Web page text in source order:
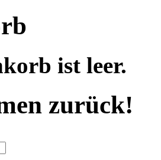
ist leer.
zurück!